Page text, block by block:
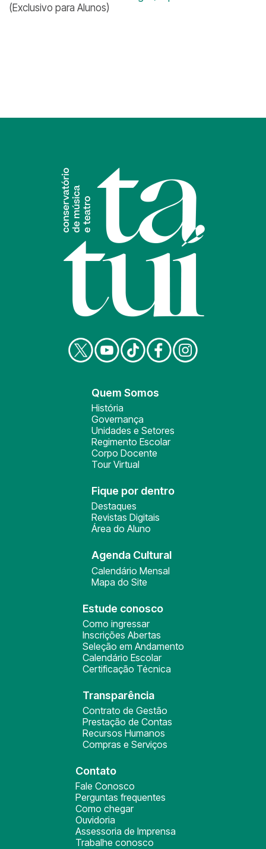
(Exclusivo para Alunos)
Quem Somos
História
Governança
Unidades e Setores
Regimento Escolar
Corpo Docente
Tour Virtual
Fique por dentro
Destaques
Revistas Digitais
Área do Aluno
Agenda Cultural
Calendário Mensal
Mapa do Site
Estude conosco
Como ingressar
Inscrições Abertas
Seleção em Andamento
Calendário Escolar
Certificação Técnica
Transparência
Contrato de Gestão
Prestação de Contas
Recursos Humanos
Compras e Serviços
Contato
Fale Conosco
Perguntas frequentes
Como chegar
Ouvidoria
Assessoria de Imprensa
Trabalhe conosco